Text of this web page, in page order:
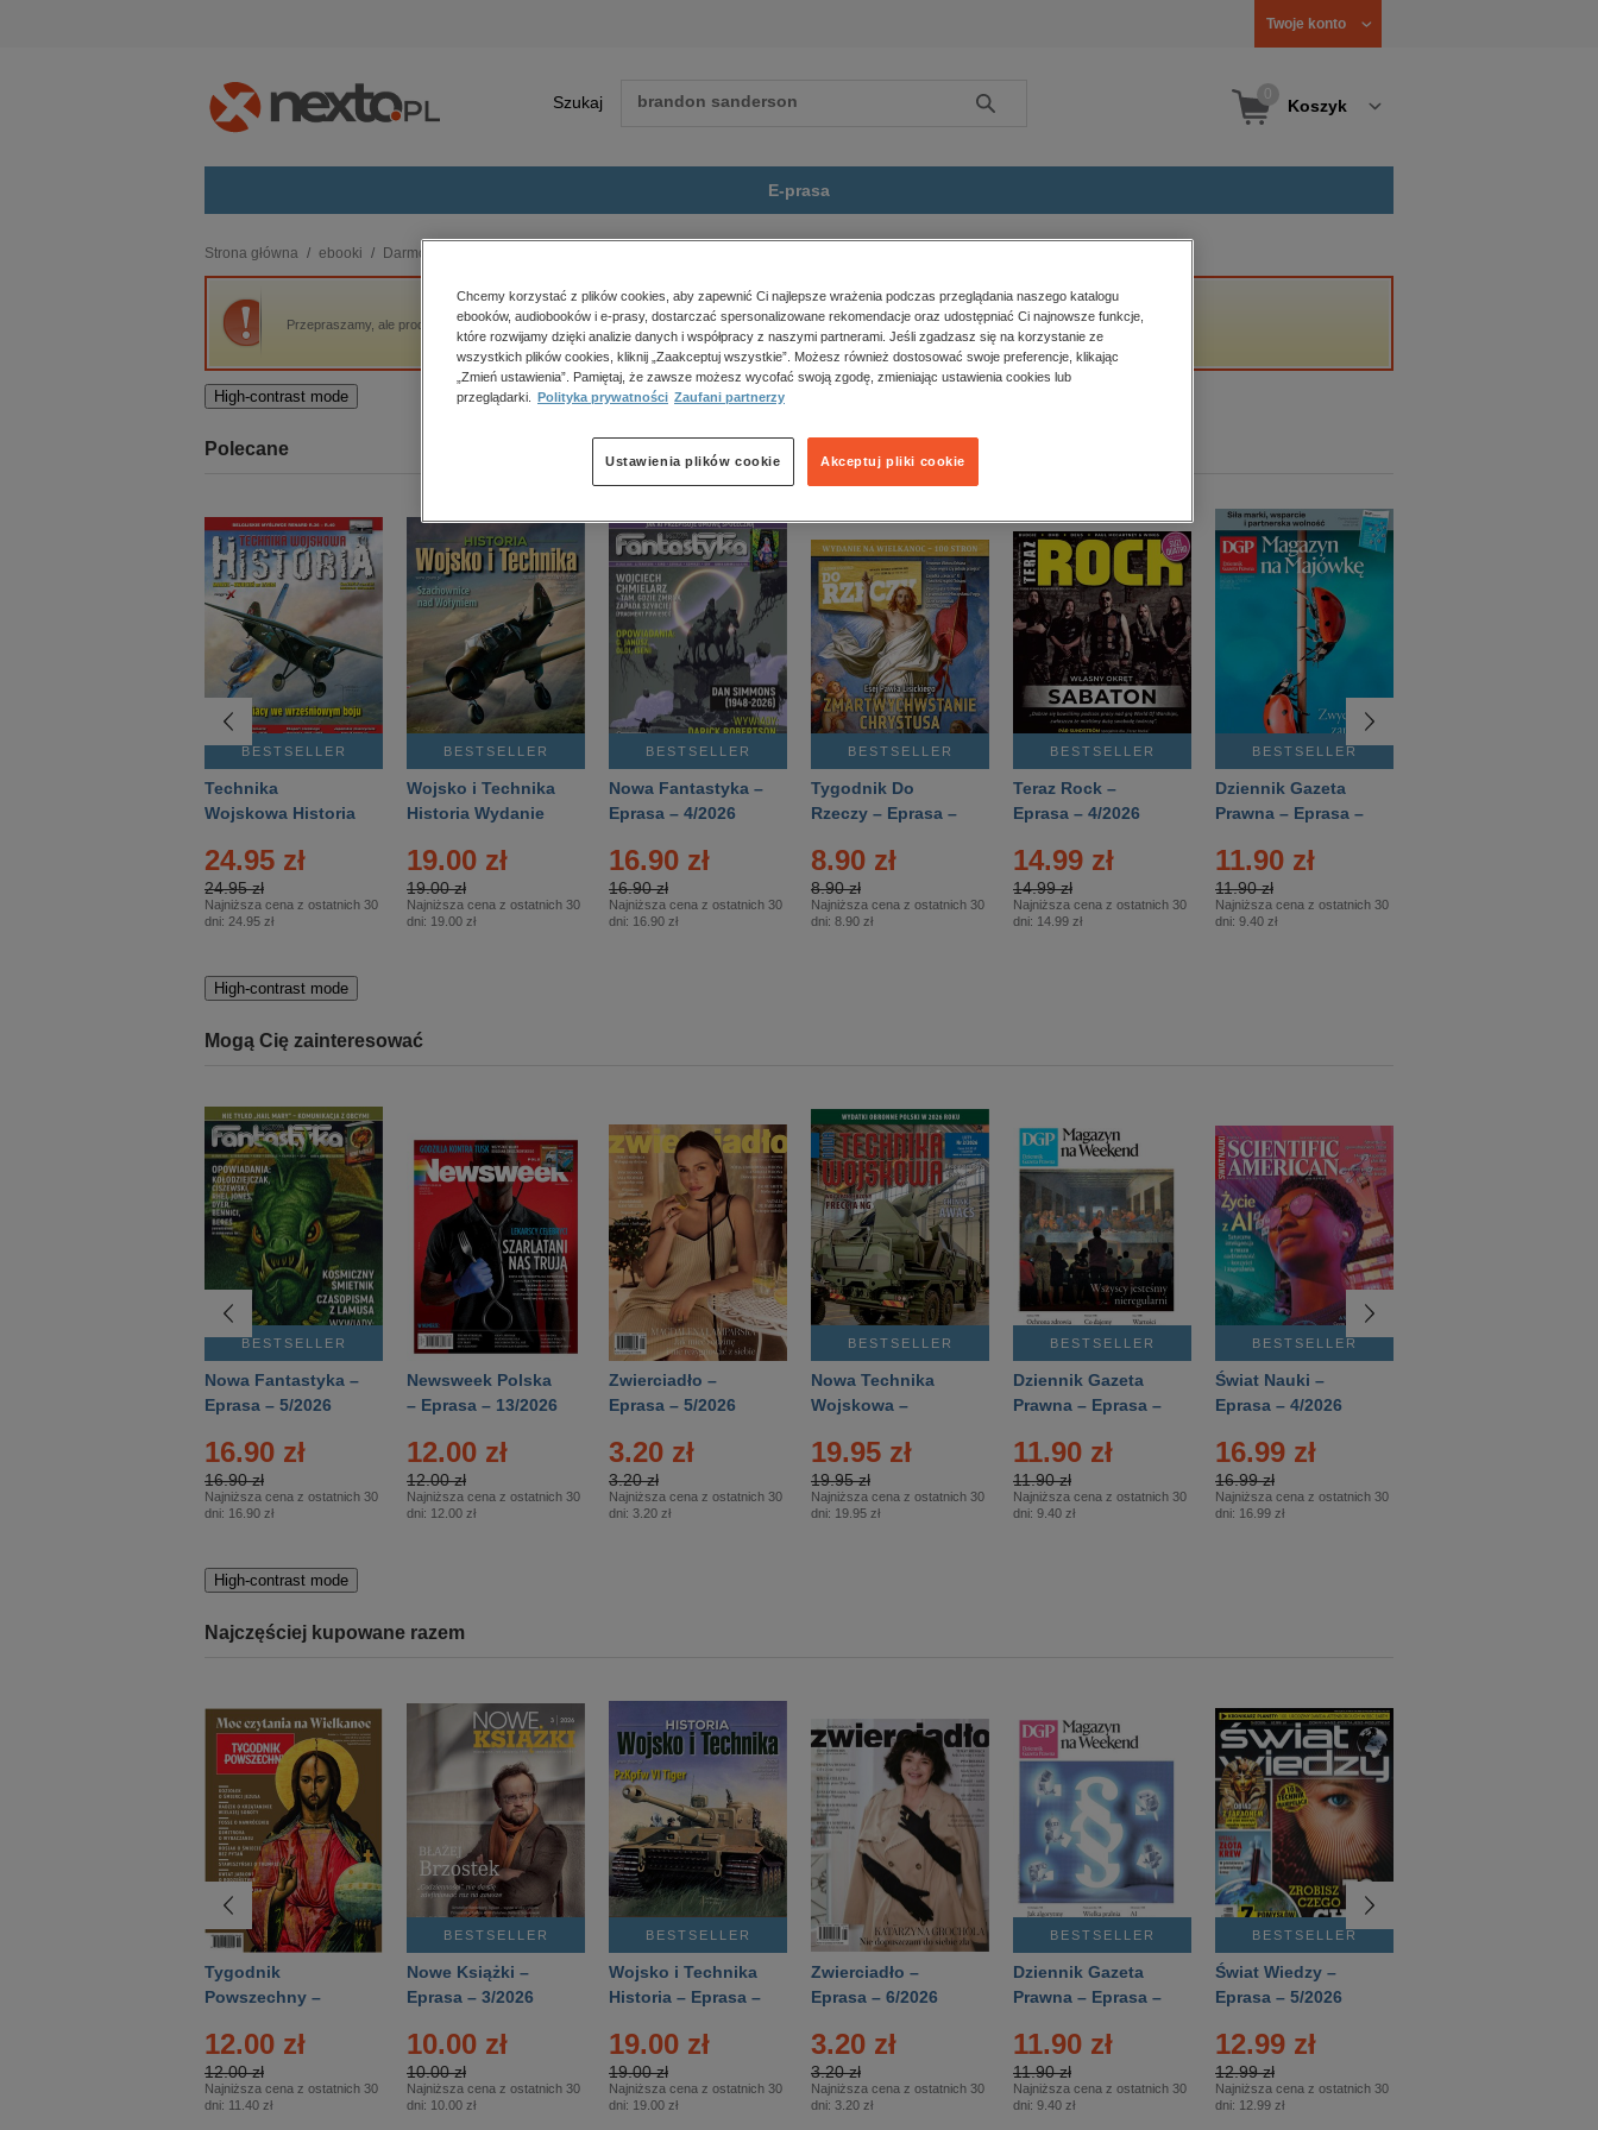
Twoje konto
Szukaj Szukaj Koszyk
E-prasa
budownictwo, aranżacja wnętrz
biznesowe, branżowe, gospodarka
darmowe wydania
edukacja
kobiece, lifestyle, kultura
polityka, społeczno-informacyjne
psychologiczne
inne
popularno-naukowe
historia
zdrowie
religie
Strona główna ebooki Darmowe ebooki
Przepraszamy, ale produkt „Dwaj Panowie Sieciechowie” nie jest dostępny.
High-contrast mode
Polecane
BESTSELLER
Technika
Wojskowa Historia
24.95 zł
24.95 zł
Najniższa cena z ostatnich 30
dni: 24.95 zł
BESTSELLER
Wojsko i Technika
Historia Wydanie
– 2/2026
19.00 zł
19.00 zł
Najniższa cena z ostatnich 30
dni: 19.00 zł
BESTSELLER
Nowa Fantastyka –
Eprasa – 4/2026
16.90 zł
16.90 zł
Najniższa cena z ostatnich 30
dni: 16.90 zł
BESTSELLER
Tygodnik Do
Rzeczy – Eprasa –
8.90 zł
8.90 zł
Najniższa cena z ostatnich 30
dni: 8.90 zł
BESTSELLER
Teraz Rock –
Eprasa – 4/2026
14.99 zł
14.99 zł
Najniższa cena z ostatnich 30
dni: 14.99 zł
BESTSELLER
Dziennik Gazeta
Prawna – Eprasa –
11.90 zł
11.90 zł
Najniższa cena z ostatnich 30
dni: 9.40 zł
High-contrast mode
Mogą Cię zainteresować
BESTSELLER
Nowa Fantastyka –
Eprasa – 5/2026
16.90 zł
16.90 zł
Najniższa cena z ostatnich 30
dni: 16.90 zł
Newsweek Polska
– Eprasa – 13/2026
12.00 zł
12.00 zł
Najniższa cena z ostatnich 30
dni: 12.00 zł
Zwierciadło –
Eprasa – 5/2026
3.20 zł
3.20 zł
Najniższa cena z ostatnich 30
dni: 3.20 zł
BESTSELLER
Nowa Technika
Wojskowa –
19.95 zł
19.95 zł
Najniższa cena z ostatnich 30
dni: 19.95 zł
BESTSELLER
Dziennik Gazeta
Prawna – Eprasa –
11.90 zł
11.90 zł
Najniższa cena z ostatnich 30
dni: 9.40 zł
BESTSELLER
Świat Nauki –
Eprasa – 4/2026
16.99 zł
16.99 zł
Najniższa cena z ostatnich 30
dni: 16.99 zł
High-contrast mode
Najczęściej kupowane razem
Tygodnik
Powszechny –
12.00 zł
12.00 zł
Najniższa cena z ostatnich 30
dni: 11.40 zł
BESTSELLER
Nowe Książki –
Eprasa – 3/2026
10.00 zł
10.00 zł
Najniższa cena z ostatnich 30
dni: 10.00 zł
BESTSELLER
Wojsko i Technika
Historia – Eprasa –
19.00 zł
19.00 zł
Najniższa cena z ostatnich 30
dni: 19.00 zł
Zwierciadło –
Eprasa – 6/2026
3.20 zł
3.20 zł
Najniższa cena z ostatnich 30
dni: 3.20 zł
BESTSELLER
Dziennik Gazeta
Prawna – Eprasa –
11.90 zł
11.90 zł
Najniższa cena z ostatnich 30
dni: 9.40 zł
BESTSELLER
Świat Wiedzy –
Eprasa – 5/2026
12.99 zł
12.99 zł
Najniższa cena z ostatnich 30
dni: 12.99 zł
Chcemy korzystać z plików cookies, aby zapewnić Ci najlepsze wrażenia podczas przeglądania naszego katalogu
ebooków, audiobooków i e-prasy, dostarczać spersonalizowane rekomendacje oraz udostępniać Ci najnowsze funkcje,
które rozwijamy dzięki analizie danych i współpracy z naszymi partnerami. Jeśli zgadzasz się na korzystanie ze
wszystkich plików cookies, kliknij „Zaakceptuj wszystkie”. Możesz również dostosować swoje preferencje, klikając
„Zmień ustawienia”. Pamiętaj, że zawsze możesz wycofać swoją zgodę, zmieniając ustawienia cookies lub
przeglądarki.
Polityka prywatności Zaufani partnerzy
Akceptuj pliki cookie
Ustawienia plików cookie